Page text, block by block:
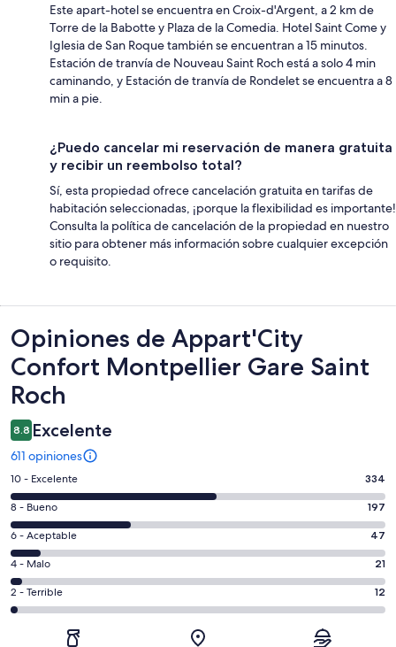
Este apart-hotel se encuentra en Croix-d'Argent, a 2 km de
Torre de la Babotte y Plaza de la Comedia. Hotel Saint Come y
Iglesia de San Roque también se encuentran a 15 minutos.
Estación de tranvía de Nouveau Saint Roch está a solo 4 min
caminando, y Estación de tranvía de Rondelet se encuentra a 8
min a pie.
¿Puedo cancelar mi reservación de manera gratuita
y recibir un reembolso total?
Sí, esta propiedad ofrece cancelación gratuita en tarifas de
habitación seleccionadas, ¡porque la flexibilidad es importante!
Consulta la política de cancelación de la propiedad en nuestro
sitio para obtener más información sobre cualquier excepción
o requisito.
Opiniones
Opiniones de Appart'City
Confort Montpellier Gare Saint
Roch
8.8 Excelente
611 opiniones
Puntuación
de
10,
es
decir,
Excelente.
Basada
en
10 - Excelente 334
Puntuación
de
8,
es
decir,
Bueno.
8 - Bueno 197
Puntuación
de
6,
es
decir,
Aceptable.
6 - Aceptable 47
Puntuación
de
4,
4 - Malo 21
Puntuación
de
2 - Terrible 12